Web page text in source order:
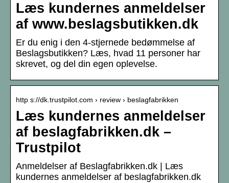
Læs kundernes anmeldelser
af www.beslagsbutikken.dk
Er du enig i den 4-stjernede bedømmelse af
Beslagsbutikken? Læs, hvad 11 personer har
skrevet, og del din egen oplevelse.
http s://dk.trustpilot.com › review › beslagfabrikken
Læs kundernes anmeldelser
af beslagfabrikken.dk –
Trustpilot
Anmeldelser af Beslagfabrikken.dk | Læs
kundernes anmeldelser af beslagfabrikken.dk